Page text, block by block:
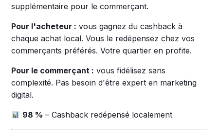
supplémentaire pour le commerçant.
Pour l'acheteur : vous gagnez du cashback à
chaque achat local. Vous le redépensez chez vos
commerçants préférés. Votre quartier en profite.
Pour le commerçant : vous fidélisez sans
complexité. Pas besoin d'être expert en marketing
digital.
98 % – Cashback redépensé localement